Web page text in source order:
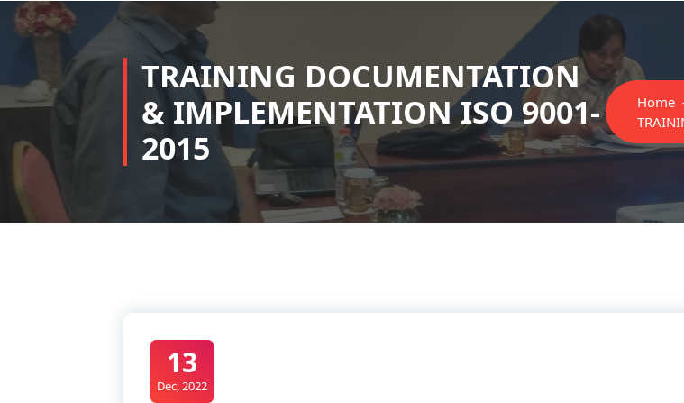
TRAINING DOCUMENTATION
& IMPLEMENTATION ISO 9001-
2015
Home
13
Dec, 2022